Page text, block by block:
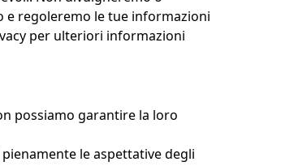
e regoleremo le tue informazioni
per ulteriori informazioni
possiamo garantire la loro
le aspettative degli